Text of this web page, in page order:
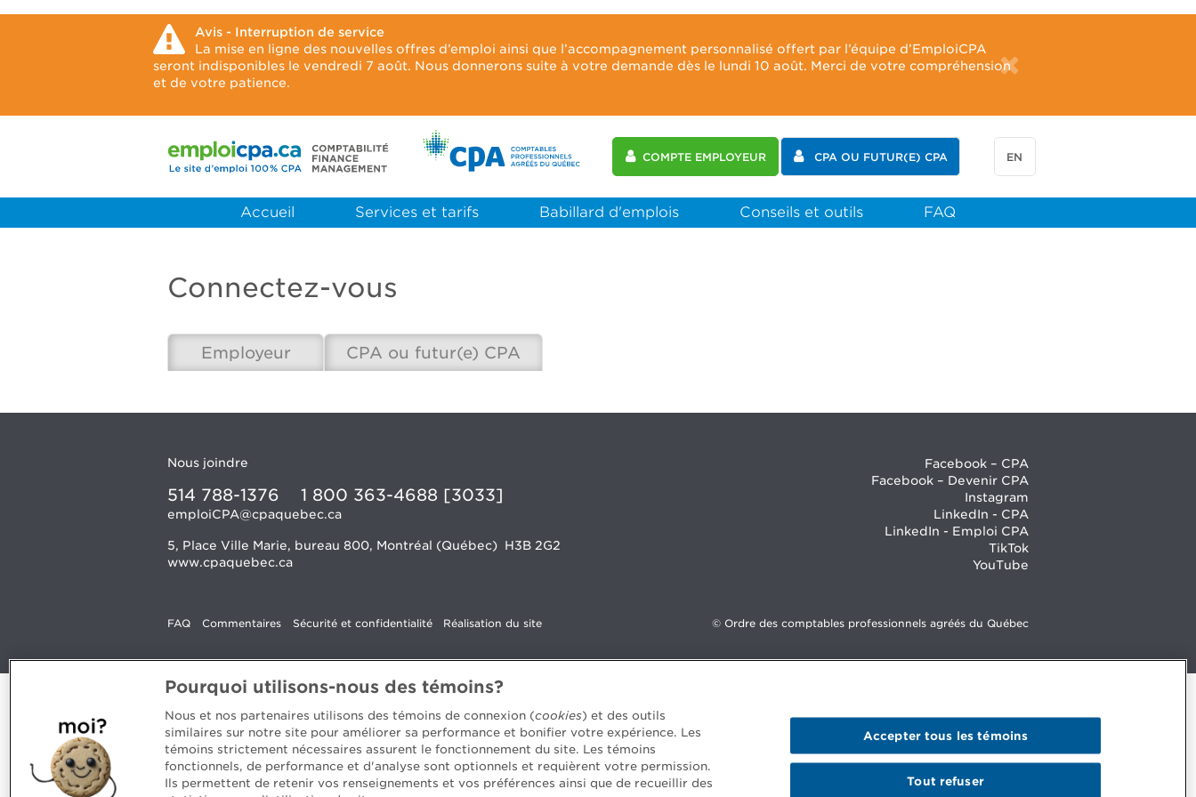
Avis - Interruption de service
La mise en ligne des nouvelles offres d’emploi ainsi que l’accompagnement personnalisé offert par l’équipe d’EmploiCPA
seront indisponibles le vendredi 7 août. Nous donnerons suite à votre demande dès le lundi 10 août. Merci de votre compréhension
et de votre patience.
COMPTE EMPLOYEUR CPA OU FUTUR(E) CPA EN
Accueil Services et tarifs Babillard d'emplois Conseils et outils FAQ
Connectez-vous
Employeur CPA ou futur(e) CPA
Nous joindre
514 788-1376 1 800 363-4688 [3033]
emploiCPA@cpaquebec.ca
5, Place Ville Marie, bureau 800, Montréal (Québec) H3B 2G2
www.cpaquebec.ca
Facebook – CPA
Facebook – Devenir CPA
Instagram
LinkedIn - CPA
LinkedIn - Emploi CPA
TikTok
YouTube
FAQ Commentaires Sécurité et confidentialité Réalisation du site © Ordre des comptables professionnels agréés du Québec
Pourquoi utilisons-nous des témoins?
Nous et nos partenaires utilisons des témoins de connexion (cookies) et des outils
similaires sur notre site pour améliorer sa performance et bonifier votre expérience. Les
témoins strictement nécessaires assurent le fonctionnement du site. Les témoins
fonctionnels, de performance et d'analyse sont optionnels et requièrent votre permission.
Ils permettent de retenir vos renseignements et vos préférences ainsi que de recueillir des
Tout refuser
Accepter tous les témoins